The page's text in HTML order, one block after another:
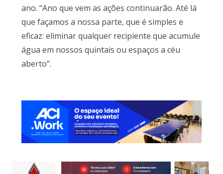
ano. “Ano que vem as ações continuarão. Até lá
que façamos a nossa parte, que é simples e
eficaz: eliminar qualquer recipiente que acumule
água em nossos quintais ou espaços a céu
aberto”.